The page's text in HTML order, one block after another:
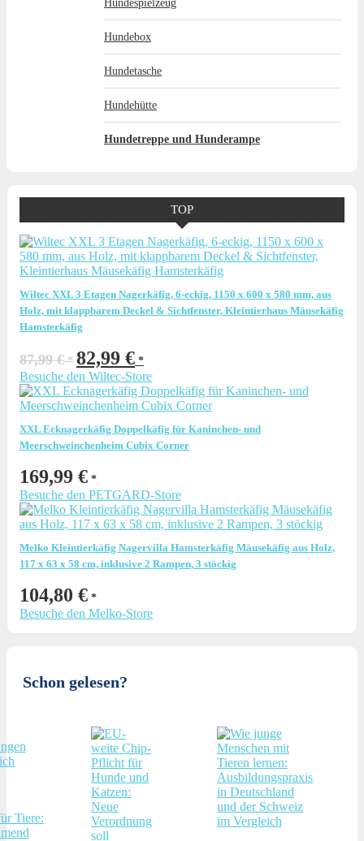
Hundebox
Hundetasche
Hundehütte
Hundetreppe und Hunderampe
TOP
Wiltec XXL 3 Etagen Nagerkäfig, 6-eckig, 1150 x 600 x 580 mm, aus
Holz, mit klappbarem Deckel & Sichtfenster, Kleintierhaus Mäusekäfig
Hamsterkäfig
87,99€
Ursprünglicher
Preis
war:
87,99 €
82,99 € Preis
ist:
82,99 €.
Besuche den Wiltec-Store
XXL Ecknagerkäfig Doppelkäfig für Kaninchen- und
Meerschweinchenheim Cubix Corner
169,99 €
Besuche den PETGARD-Store
Melko Kleintierkäfig Nagervilla Hamsterkäfig Mäusekäfig aus Holz,
117 x 63 x 58 cm, inklusive 2 Rampen, 3 stöckig
104,80 €
Besuche den Melko-Store
Schon gelesen?
Tiere: